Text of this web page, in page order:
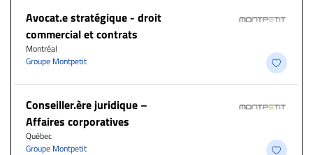
Avocat.e stratégique - droit
commercial et contrats
Montréal
Groupe Montpetit
Conseiller.ère juridique –
Affaires corporatives
Québec
Groupe Montpetit